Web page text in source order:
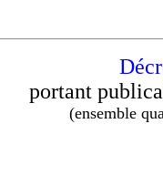
portant
(ensemble